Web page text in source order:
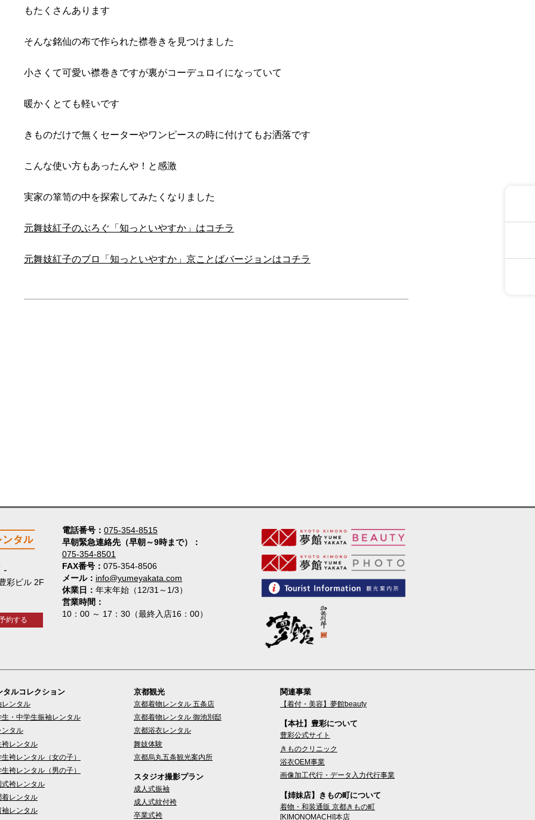
もたくさんあります
そんな銘仙の布で作られた襟巻きを見つけました
小さくて可愛い襟巻きですが裏がコーデュロイになっていて
暖かくとても軽いです
きものだけで無くセーターやワンピースの時に付けてもお洒落です
こんな使い方もあったんや！と感激
実家の箪笥の中を探索してみたくなりました
元舞妓紅子のぶろぐ「知っといやすか」はコチラ
元舞妓紅子のブロ「知っといやすか」京ことばバージョンはコチラ
電話番号
075-354-8515
早朝緊急連絡先（早朝～9時まで）
075-354-8501
FAX番号
075-354-8506
メール
info@yumeyakata.com
休業日
年末年始（12/31～1/3）
営業時間
10：00 ～ 17：30（最終入店16：00）
彩ビル 2F
約する
タルコレクション
レンタル
生・中学生振袖レンタル
ンタル
袴レンタル
袴レンタル（女の子）
袴レンタル（男の子）
式袴レンタル
着レンタル
袖レンタル
京都観光
京都着物レンタル 五条店
京都着物レンタル 御池別邸
京都浴衣レンタル
舞妓体験
京都烏丸五条観光案内所
スタジオ撮影プラン
成人式振袖
成人式紋付袴
卒業式袴
関連事業
【着付・美容】夢館beauty
【本社】豊彩について
豊彩公式サイト
きものクリニック
浴衣OEM事業
画像加工代行・データ入力代行事業
【姉妹店】きもの町について
着物・和装通販 京都きもの町
[KIMONOMACHI]本店